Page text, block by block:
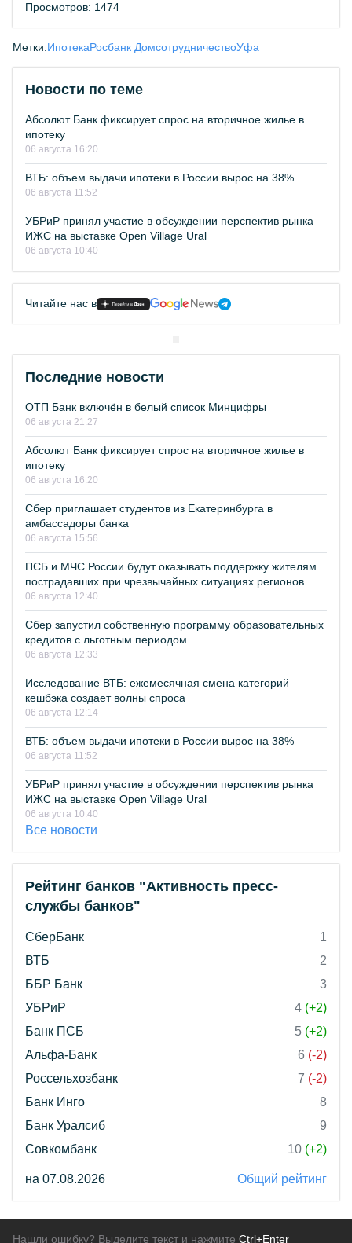
Просмотров: 1474
Метки:ИпотекаРосбанк ДомсотрудничествоУфа
Новости по теме
Абсолют Банк фиксирует спрос на вторичное жилье в
ипотеку
06 августа 16:20
ВТБ: объем выдачи ипотеки в России вырос на 38%
06 августа 11:52
УБРиР принял участие в обсуждении перспектив рынка
ИЖС на выставке Open Village Ural
06 августа 10:40
Читайте нас в
Последние новости
ОТП Банк включён в белый список Минцифры
06 августа 21:27
Абсолют Банк фиксирует спрос на вторичное жилье в
ипотеку
06 августа 16:20
Сбер приглашает студентов из Екатеринбурга в
амбассадоры банка
06 августа 15:56
ПСБ и МЧС России будут оказывать поддержку жителям
пострадавших при чрезвычайных ситуациях регионов
06 августа 12:40
Сбер запустил собственную программу образовательных
кредитов с льготным периодом
06 августа 12:33
Исследование ВТБ: ежемесячная смена категорий
кешбэка создает волны спроса
06 августа 12:14
ВТБ: объем выдачи ипотеки в России вырос на 38%
06 августа 11:52
УБРиР принял участие в обсуждении перспектив рынка
ИЖС на выставке Open Village Ural
06 августа 10:40
Все новости
Рейтинг банков "Активность пресс-
службы банков"
СберБанк
1
ВТБ
2
ББР Банк
3
УБРиР
4 (+2)
Банк ПСБ
5 (+2)
Альфа-Банк
6 (-2)
Россельхозбанк
7 (-2)
Банк Инго
8
Банк Уралсиб
9
Совкомбанк
10 (+2)
на 07.08.2026 Общий рейтинг
Нашли ошибку? Выделите текст и нажмите Ctrl+Enter